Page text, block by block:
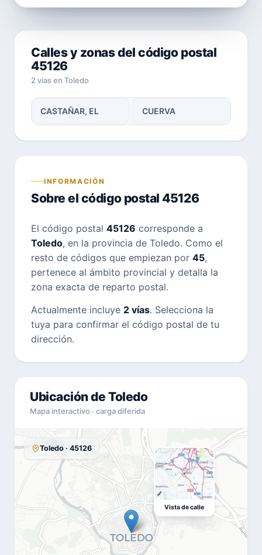
Calles y zonas del código postal
45126
2 vías en Toledo
CASTAÑAR, EL CUERVA
INFORMACIÓN
Sobre el código postal 45126
El código postal 45126 corresponde a
Toledo, en la provincia de Toledo. Como el
resto de códigos que empiezan por 45,
pertenece al ámbito provincial y detalla la
zona exacta de reparto postal.
Actualmente incluye 2 vías. Selecciona la
tuya para confirmar el código postal de tu
dirección.
Ubicación de Toledo
Mapa interactivo · carga diferida
Toledo · 45126
Vista de calle